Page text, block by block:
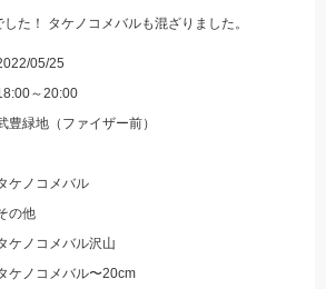
た！ タケノコメバルも混ざりました。
05/25
～20:00
豊緑地（ファイザー前）
ケノコメバル
の他
ケノコメバル沢山
ケノコメバル〜20cm